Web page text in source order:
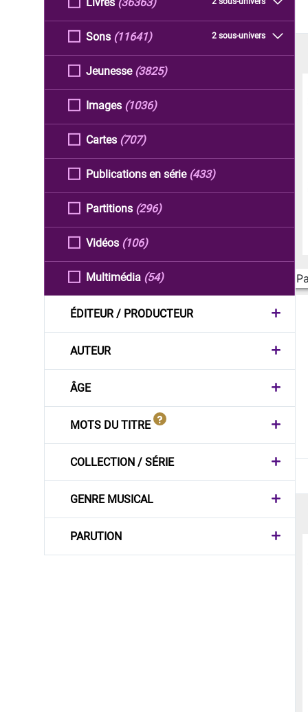
Sons 2 sous-univers
(11641)
Jeunesse (3825)
Images (1036)
Cartes (707)
Publications en série (433)
Partitions (296)
Vidéos (106)
Multimédia (54)
ÉDITEUR / PRODUCTEUR
AUTEUR
ÂGE
MOTS DU TITRE
COLLECTION / SÉRIE
GENRE MUSICAL
PARUTION